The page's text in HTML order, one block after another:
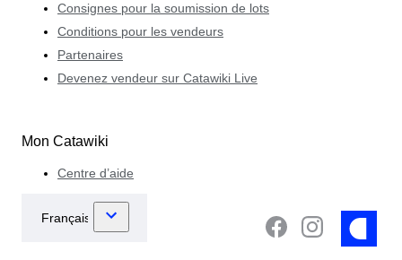
Consignes pour la soumission de lots
Conditions pour les vendeurs
Partenaires
Devenez vendeur sur Catawiki Live
Mon Catawiki
Centre d’aide